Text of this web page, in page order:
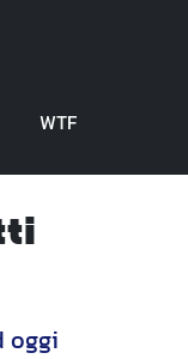
WTF
oggi